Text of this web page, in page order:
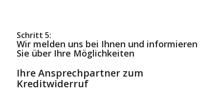
Schritt 5:
Wir melden uns bei Ihnen und informieren
Sie über Ihre Möglichkeiten
Ihre Ansprechpartner zum
Kreditwiderruf